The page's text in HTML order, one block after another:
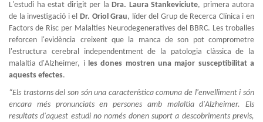
L'estudi ha estat dirigit per la Dra. Laura Stankeviciute, primera autora
de la investigació i el Dr. Oriol Grau, líder del Grup de Recerca Clínica i en
Factors de Risc per Malalties Neurodegeneratives del BBRC. Les troballes
reforcen l'evidència creixent que la manca de son pot comprometre
l'estructura cerebral independentment de la patologia clàssica de la
malaltia d'Alzheimer, i les dones mostren una major susceptibilitat a
aquests efectes.
“Els trastorns del son són una característica comuna de l'envelliment i són
encara més pronunciats en persones amb malaltia d'Alzheimer. Els
resultats d'aquest estudi no només donen suport a descobriments previs,